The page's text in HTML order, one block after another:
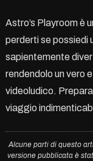
Astro’s Playroom è
perderti se possiedi
sapientemente
rendendolo un vero
videoludico.
viaggio
Alcune parti di questo
versione pubblicata è